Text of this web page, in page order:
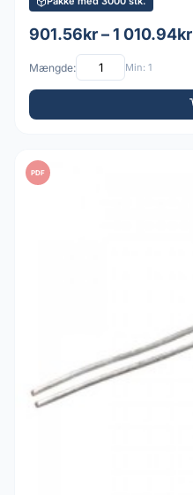
901.56kr – 1 010.94kr
Mængde: Min: 1
PDF